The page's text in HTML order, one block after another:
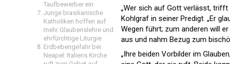
Taufbewerber ein
Junge brasilianische
Katholiken hoffen auf
mehr Glaubenslehre und
ehrfürchtige Liturgie
Erdbebengefahr bei
Neapel: Italiens Kirche
„Wer sich auf Gott verlässt,
Kohlgraf in seiner Predigt. „Er
Wegen führt; zum anderen will
aus und nahm Bezug zum
„Ihre beiden Vorbilder im